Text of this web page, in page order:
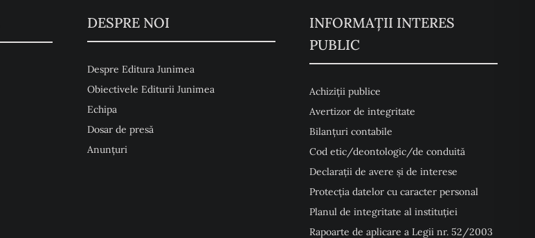
DESPRE NOI
Despre Editura Junimea
Obiectivele Editurii Junimea
Echipa
Dosar de presă
Anunţuri
INFORMAȚII INTERES
PUBLIC
Achiziții publice
Avertizor de integritate
Bilanțuri contabile
Cod etic/deontologic/de conduită
Declarații de avere și de interese
Protecția datelor cu caracter personal
Planul de integritate al instituției
Rapoarte de aplicare a Legii nr. 52/2003